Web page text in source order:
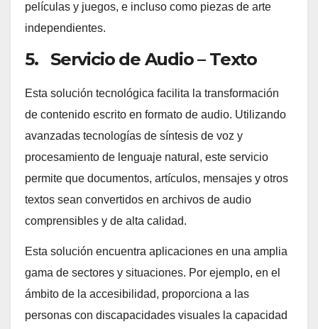
películas y juegos, e incluso como piezas de arte
independientes.
5. Servicio de Audio – Texto
Esta solución tecnológica facilita la transformación
de contenido escrito en formato de audio. Utilizando
avanzadas tecnologías de síntesis de voz y
procesamiento de lenguaje natural, este servicio
permite que documentos, artículos, mensajes y otros
textos sean convertidos en archivos de audio
comprensibles y de alta calidad.
Esta solución encuentra aplicaciones en una amplia
gama de sectores y situaciones. Por ejemplo, en el
ámbito de la accesibilidad, proporciona a las
personas con discapacidades visuales la capacidad